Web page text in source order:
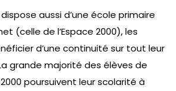
aussi d’une école primaire
(celle de l’Espace 2000), les
d’une continuité sur tout leur
grande majorité des élèves de
2000 poursuivent leur scolarité à